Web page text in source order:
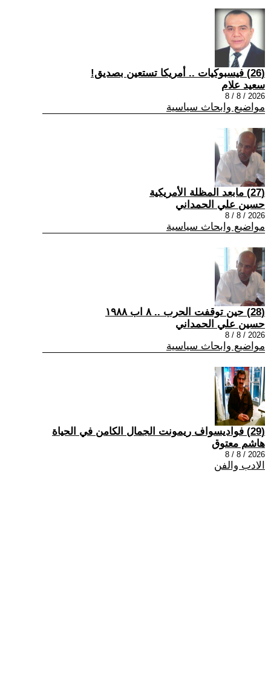
(26) فيسبوكيات .. أمريكا تستعين بصديق!
سعيد علام
2026 / 8 / 8
مواضيع وابحاث سياسية
(27) مابعد المظلة الأمريكية
حسين علي الحمداني
2026 / 8 / 8
مواضيع وابحاث سياسية
(28) حين توقفت الحرب .. ٨ اب ١٩٨٨
حسين علي الحمداني
2026 / 8 / 8
مواضيع وابحاث سياسية
(29) فواديسواف ريمونت الجمال الكامن في الحياة
هاشم معتوق
2026 / 8 / 8
الادب والفن